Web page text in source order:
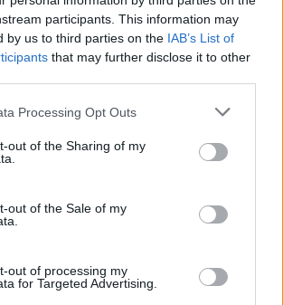
participants. This information may
by us to third parties on the IAB’s List of
that may further disclose it to other
Processing Opt Outs
out of the Sharing of my
out of the Sale of my
out of processing my
for Targeted Advertising.
WYŚLIJ
INNE DYSKUSJE